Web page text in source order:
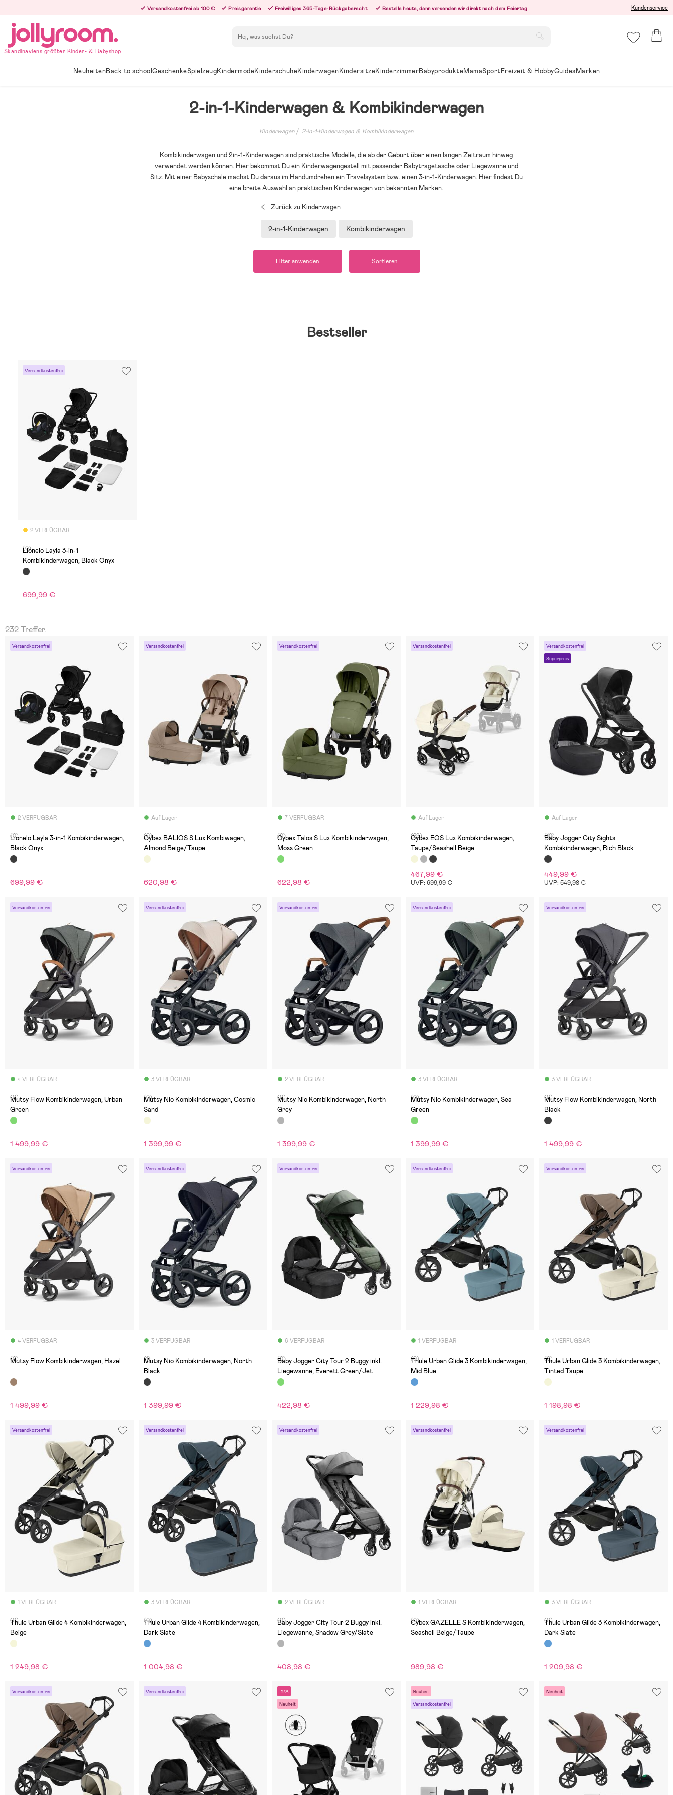
innehållet
Versandkostenfrei ab 100 € Preisgarantie Freiwilliges 365-Tage-Rückgaberecht Bestelle heute, dann versenden wir direkt nach dem Feiertag Kundenservice
Skandinaviens größter Kinder- & Babyshop
NeuheitenBack to schoolGeschenkeSpielzeugKindermodeKinderschuheKinderwagenKindersitzeKinderzimmerBabyprodukteMamaSportFreizeit & HobbyGuidesMarken
2-in-1-Kinderwagen & Kombikinderwagen
Kinderwagen 2-in-1-Kinderwagen & Kombikinderwagen
Kombikinderwagen und 2in-1-Kinderwagen sind praktische Modelle, die ab der Geburt über einen langen Zeitraum hinweg
verwendet werden können. Hier bekommst Du ein Kinderwagengestell mit passender Babytragetasche oder Liegewanne und
Sitz. Mit einer Babyschale machst Du daraus im Handumdrehen ein Travelsystem bzw. einen 3-in-1-Kinderwagen. Hier findest Du
eine breite Auswahl an praktischen Kinderwagen von bekannten Marken.
Zurück zu Kinderwagen
2-in-1-Kinderwagen Kombikinderwagen
Filter anwenden Sortieren
Bestseller
Versandkostenfrei
2 VERFÜGBAR
(0)
Lionelo Layla 3-in-1
Kombikinderwagen, Black Onyx
699,99 €
232 Treffer.
Versandkostenfrei
2 VERFÜGBAR
(0)
Lionelo Layla 3-in-1 Kombikinderwagen,
Black Onyx
699,99 €
Versandkostenfrei
Auf Lager
(0)
Cybex BALIOS S Lux Kombiwagen,
Almond Beige/Taupe
620,98 €
Versandkostenfrei
7 VERFÜGBAR
(0)
Cybex Talos S Lux Kombikinderwagen,
Moss Green
622,98 €
Versandkostenfrei
Auf Lager
(29)
Cybex EOS Lux Kombikinderwagen,
Taupe/Seashell Beige
467,99 €
UVP: 699,99 €
Versandkostenfrei
Superpreis
Auf Lager
(10)
Baby Jogger City Sights
Kombikinderwagen, Rich Black
449,99 €
UVP: 549,98 €
Versandkostenfrei
4 VERFÜGBAR
(0)
Mutsy Flow Kombikinderwagen, Urban
Green
1 499,99 €
Versandkostenfrei
3 VERFÜGBAR
(0)
Mutsy Nio Kombikinderwagen, Cosmic
Sand
1 399,99 €
Versandkostenfrei
2 VERFÜGBAR
(0)
Mutsy Nio Kombikinderwagen, North
Grey
1 399,99 €
Versandkostenfrei
3 VERFÜGBAR
(0)
Mutsy Nio Kombikinderwagen, Sea
Green
1 399,99 €
Versandkostenfrei
3 VERFÜGBAR
(0)
Mutsy Flow Kombikinderwagen, North
Black
1 499,99 €
Versandkostenfrei
4 VERFÜGBAR
(0)
Mutsy Flow Kombikinderwagen, Hazel
1 499,99 €
Versandkostenfrei
3 VERFÜGBAR
(1)
Mutsy Nio Kombikinderwagen, North
Black
1 399,99 €
Versandkostenfrei
6 VERFÜGBAR
(0)
Baby Jogger City Tour 2 Buggy inkl.
Liegewanne, Everett Green/Jet
422,98 €
Versandkostenfrei
1 VERFÜGBAR
(0)
Thule Urban Glide 3 Kombikinderwagen,
Mid Blue
1 229,98 €
Versandkostenfrei
1 VERFÜGBAR
(0)
Thule Urban Glide 3 Kombikinderwagen,
Tinted Taupe
1 198,98 €
Versandkostenfrei
1 VERFÜGBAR
(0)
Thule Urban Glide 4 Kombikinderwagen,
Beige
1 249,98 €
Versandkostenfrei
3 VERFÜGBAR
(0)
Thule Urban Glide 4 Kombikinderwagen,
Dark Slate
1 004,98 €
Versandkostenfrei
2 VERFÜGBAR
(0)
Baby Jogger City Tour 2 Buggy inkl.
Liegewanne, Shadow Grey/Slate
408,98 €
Versandkostenfrei
1 VERFÜGBAR
(0)
Cybex GAZELLE S Kombikinderwagen,
Seashell Beige/Taupe
989,98 €
Versandkostenfrei
3 VERFÜGBAR
(0)
Thule Urban Glide 3 Kombikinderwagen,
Dark Slate
1 209,98 €
Versandkostenfrei Versandkostenfrei -12%
Neuheit
Neuheit
Versandkostenfrei
Neuheit